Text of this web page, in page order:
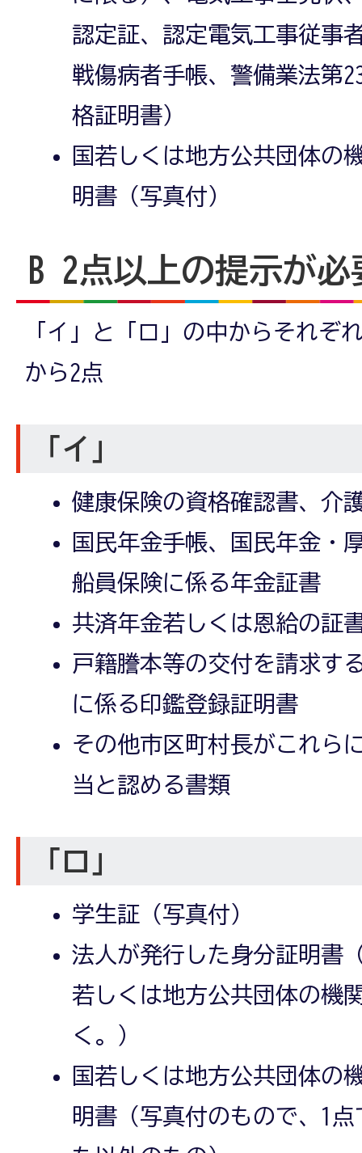
認定証、認定電気工事従事
戦傷病者手帳、警備業法第
格証明書）
国若しくは地方公共団体の
明書（写真付）
B 2点以上の提示が必
「イ」と「ロ」の中からそれぞ
から2点
「イ」
健康保険の資格確認書、介
国民年金手帳、国民年金・
船員保険に係る年金証書
共済年金若しくは恩給の証
戸籍謄本等の交付を請求す
に係る印鑑登録証明書
その他市区町村長がこれら
当と認める書類
「ロ」
学生証（写真付）
法人が発行した身分証明書
若しくは地方公共団体の機
く。）
国若しくは地方公共団体の
明書（写真付のもので、1